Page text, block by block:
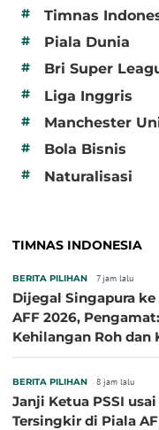
#
Timnas
# Piala Dunia
# Bri Super
# Liga Inggris
# Manchester
# Bola Bisnis
# Naturalisasi
TIMNAS INDONESIA
BERITA PILIHAN 7 jam lalu
Dijegal Singapura
AFF 2026,
Kehilangan Roh dan
BERITA PILIHAN 8 jam lalu
Janji Ketua PSSI
Tersingkir di Piala